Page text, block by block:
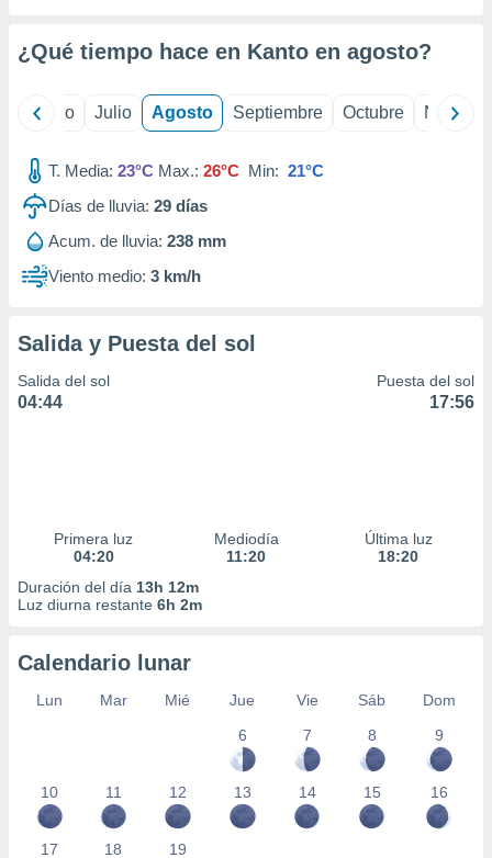
mediante
publicidad
1199
¿Qué tiempo hace en Kanto en agosto?
Junio Julio Agosto Septiembre Octubre
T. Media: 23°C Max.: 26°C Min: 21°C
Días de lluvia: 29 días
Acum. de lluvia: 238 mm
Viento medio: 3 km/h
Salida y Puesta del sol
Salida del sol
04:44
Puesta del sol
17:56
Primera luz
04:20
Mediodía
11:20
Última luz
18:20
Duración del día 13h 12m
Luz diurna restante 6h 2m
Calendario lunar
Lun Mar Mié Jue Vie Sáb
Dom
6
7 8 9
10 11 12 13 14 15 16
17 18 19